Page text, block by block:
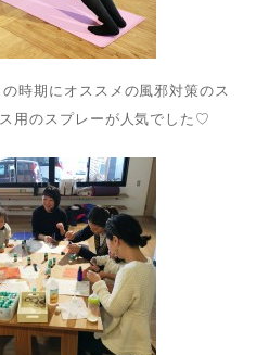
時期にオススメの風邪対策のス
用のスプレーが人気でした♡